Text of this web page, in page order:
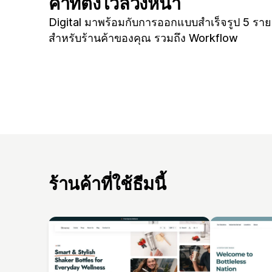
Digital มาพร้อมกับการออกแบบสำเร็จรูป 5 รา
สำหรับร้านค้าของคุณ รวมถึง Workflow
ร้านค้าที่ใช้ธีมนี้